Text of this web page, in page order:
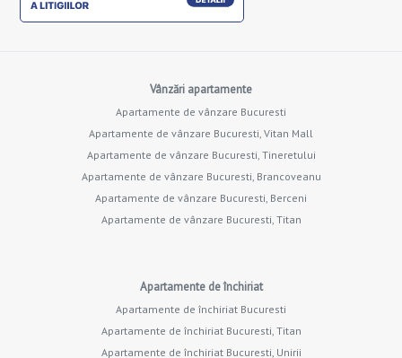
Vânzări apartamente
Apartamente de vânzare Bucuresti
Apartamente de vânzare Bucuresti, Vitan Mall
Apartamente de vânzare Bucuresti, Tineretului
Apartamente de vânzare Bucuresti, Brancoveanu
Apartamente de vânzare Bucuresti, Berceni
Apartamente de vânzare Bucuresti, Titan
Apartamente de închiriat
Apartamente de închiriat Bucuresti
Apartamente de închiriat Bucuresti, Titan
Apartamente de închiriat Bucuresti, Unirii